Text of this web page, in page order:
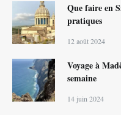
Que faire en
pratiques
12 août 2024
Voyage à
semaine
14 juin 2024